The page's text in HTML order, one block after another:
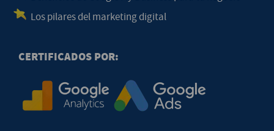
Los pilares del marketing digital
CERTIFICADOS POR: